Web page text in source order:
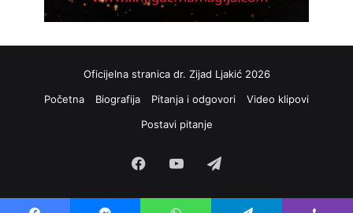
Oficijelna stranica dr. Zijad Ljakić 2026
Početna
Biografija Pitanja i odgovori
Video klipovi
Postavi pitanje
FacebookYouTube